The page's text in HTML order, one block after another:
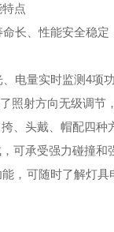
点
长、性能安全稳
电量实时监测4项
照射方向无级调节
、头戴、帽配四种
可承受强力碰撞和
，可随时了解灯